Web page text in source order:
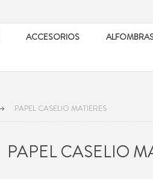
ACCESORIOS
PAPEL CASELIO MATIERES
PAPEL CASELIO